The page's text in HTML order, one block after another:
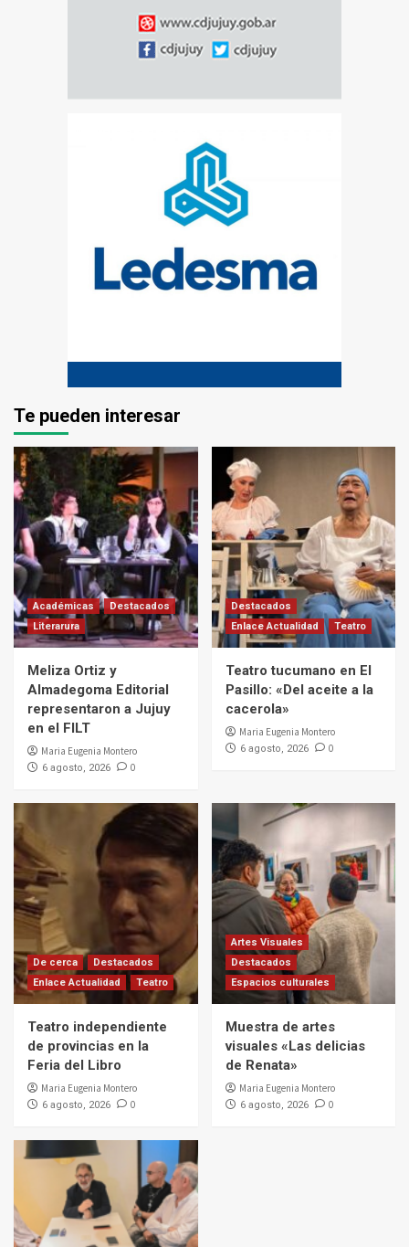
Te pueden interesar
Académicas
Destacados
Literarura
Meliza Ortiz y
Almadegoma Editorial
representaron a Jujuy
en el FILT
Maria Eugenia Montero
6 agosto, 2026 0
Destacados
Enlace Actualidad
Teatro
Teatro tucumano en El
Pasillo: «Del aceite a la
cacerola»
Maria Eugenia Montero
6 agosto, 2026 0
De cerca
Destacados
Enlace Actualidad
Teatro
Teatro independiente
de provincias en la
Feria del Libro
Maria Eugenia Montero
6 agosto, 2026 0
Artes Visuales
Destacados
Espacios culturales
Muestra de artes
visuales «Las delicias
de Renata»
Maria Eugenia Montero
6 agosto, 2026 0